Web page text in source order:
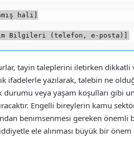
hali]
Bilgileri (telefon, e-posta)]
tayin taleplerini iletirken dikkatli
ifadelerle yazılarak, talebin ne
durumu veya yaşam koşulları gibi
Engelli bireylerin kamu
benimsenmesi gereken önemli
ele alınması büyük bir önem